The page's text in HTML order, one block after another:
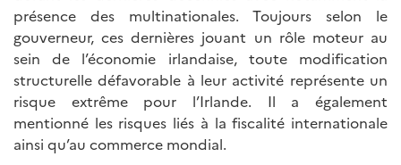
présence des multinationales. Toujours selon le
gouverneur, ces dernières jouant un rôle moteur au
sein de l’économie irlandaise, toute modification
structurelle défavorable à leur activité représente un
risque extrême pour l’Irlande. Il a également
mentionné les risques liés à la fiscalité internationale
ainsi qu’au commerce mondial.